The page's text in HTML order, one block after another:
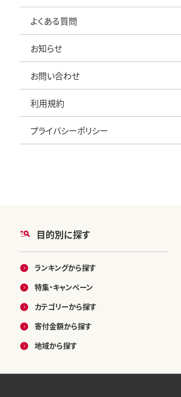
よくある質問
お知らせ
お問い合わせ
利用規約
プライバシーポリシー
目的別に探す
ランキングから探す
特集・キャンペーン
カテゴリーから探す
寄付金額から探す
地域から探す